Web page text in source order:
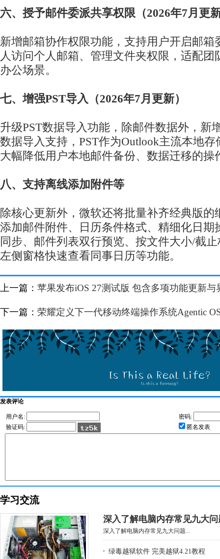
六、授予邮件委派共享权限（2026年7月更
新增邮箱协作权限功能，支持用户开启邮箱
人访问个人邮箱、管理文件夹权限，适配团
办公场景。
七、增强PST导入（2026年7月更新）
升级PST数据导入功能，除邮件数据外，新
数据导入支持，PST作为Outlook主流本地
大幅降低用户本地邮件备份、数据迁移的操
八、支持离线添加附件等
除核心更新外，微软还将批量补齐经典版的
添加邮件附件、日历条件格式、精细化日期
同步、邮件列表双行预览、按文件大小/截
左侧窗格快速查看同事日历等功能。
上一篇： 苹果发布iOS 27测试版 包含多项功能更新与
下一篇： 荣耀定义下一代移动终端操作系统Agentic
发表评论
用户名:
密码:
验证码:
匿名发表
学习交流
深入了解电脑内存常见九大问
深入了解电脑内存常见九大问题...
绿毒越狱软件 完美越狱4.21教程